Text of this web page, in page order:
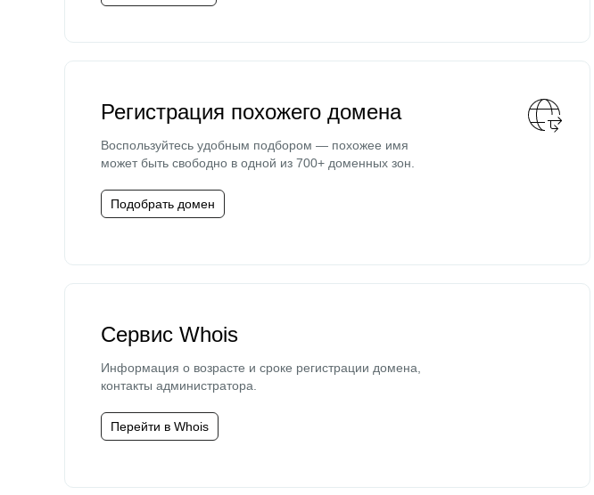
Регистрация похожего домена
Воспользуйтесь удобным подбором — похожее имя
может быть свободно в одной из 700+ доменных зон.
Подобрать домен
Сервис Whois
Информация о возрасте и сроке регистрации домена,
контакты администратора.
Перейти в Whois